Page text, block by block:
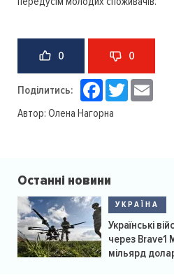
0 0
Поділитись: Facebook
Twitter
Автор: Олена Нагорна
Останні новини
УКРАЇНА
Українські
через Brave1
мільярд